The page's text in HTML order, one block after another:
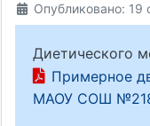
Опубликовано: 19
Диетического
Примерное
МАОУ СОШ